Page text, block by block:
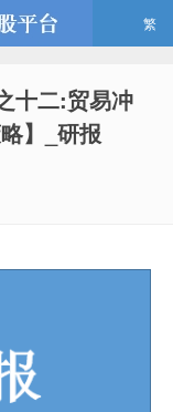
繁
十二:贸易冲
】_研报